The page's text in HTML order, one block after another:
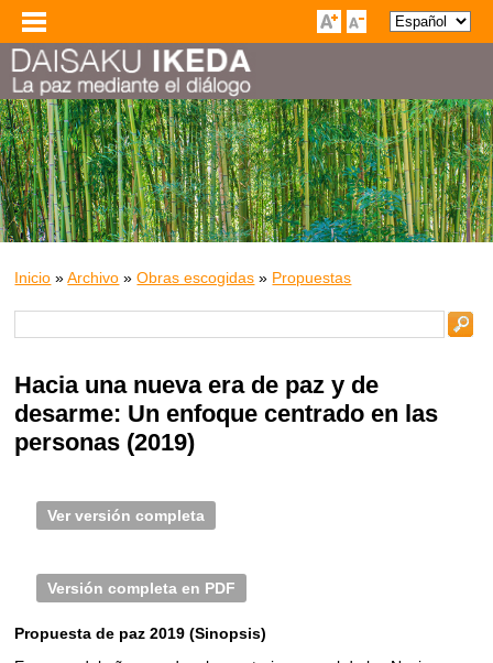
Inicio »Archivo »Obras escogidas » Propuestas
Hacia una nueva era de paz y de
desarme: Un enfoque centrado en las
personas (2019)
Ver versión completa
Versión completa en PDF
Propuesta de paz 2019 (Sinopsis)